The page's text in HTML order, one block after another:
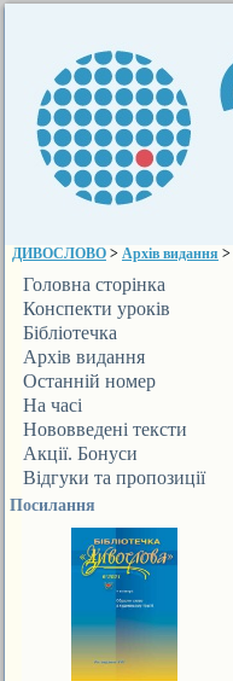
ДИВОСЛОВО > Архів видання >
Головна сторінка
Конспекти уроків
Бібліотечка
ДИВОСЛОВА
Архів видання
Останній номер
На часі
Нововведені тексти
Акції. Бонуси
Відгуки та пропозиції
Посилання